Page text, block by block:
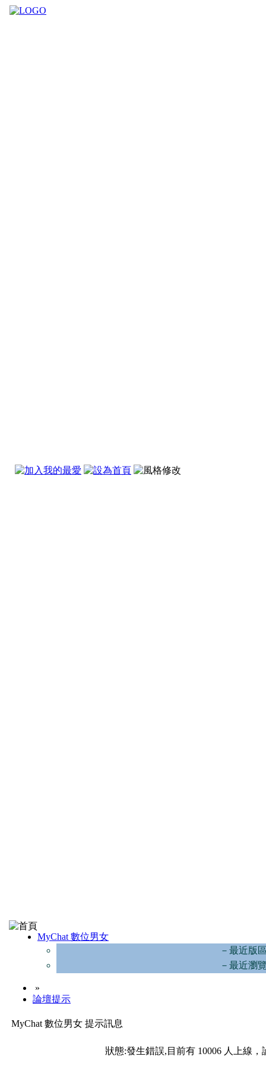
MyChat 數位男女
－最近版
－最近瀏
»
論壇提示
MyChat 數位男女 提示訊息
狀態:發生錯誤,目前有 10006 人上線